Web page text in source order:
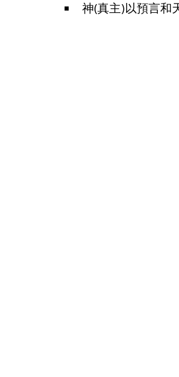
神(真主)以預言和